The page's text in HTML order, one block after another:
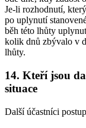
Je-li rozhodnutí,
po uplynutí
běh této lhůty
kolik dnů zbývalo v
lhůty.
14. Kteří jsou
situace
Další účastníci